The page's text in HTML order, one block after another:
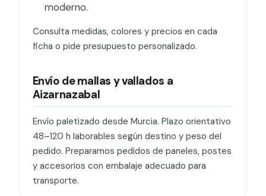
moderno.
Consulta medidas, colores y precios en cada
ficha o pide presupuesto personalizado.
Envío de mallas y vallados a
Aizarnazabal
Envío paletizado desde Murcia. Plazo orientativo
48–120 h laborables según destino y peso del
pedido. Preparamos pedidos de paneles, postes
y accesorios con embalaje adecuado para
transporte.